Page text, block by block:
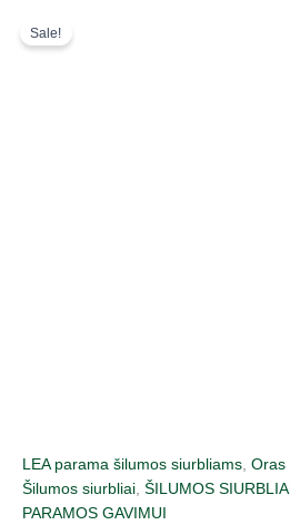
Sale!
LEA parama šilumos siurbliams, Oras
Šilumos siurbliai, ŠILUMOS
PARAMOS GAVIMUI